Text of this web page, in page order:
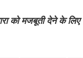
को मजबूती देने के लिए